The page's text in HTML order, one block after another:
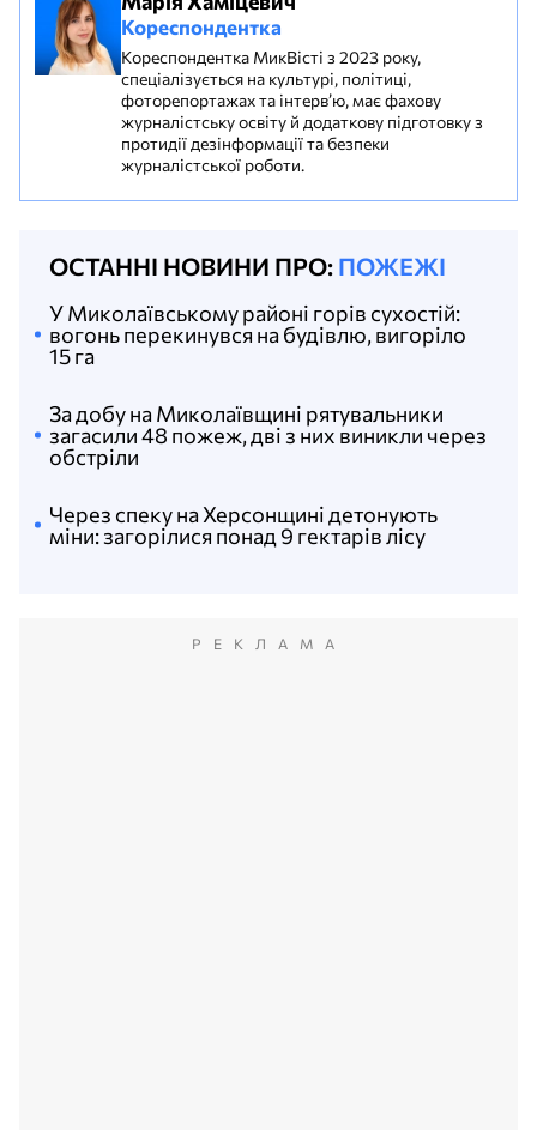
Кореспондентка
Кореспондентка МикВісті з 2023 року,
спеціалізується на культурі, політиці,
фоторепортажах та інтерв’ю, має фахову
журналістську освіту й додаткову підготовку з
протидії дезінформації та безпеки
журналістської роботи.
ОСТАННІ НОВИНИ ПРО: ПОЖЕЖІ
Через спеку на Херсонщині детонують
міни: загорілися понад 9 гектарів лісу
За добу на Миколаївщині рятувальники
загасили 48 пожеж, дві з них виникли через
обстріли
У Миколаївському районі горів сухостій:
вогонь перекинувся на будівлю, вигоріло
15 га
РЕКЛАМА